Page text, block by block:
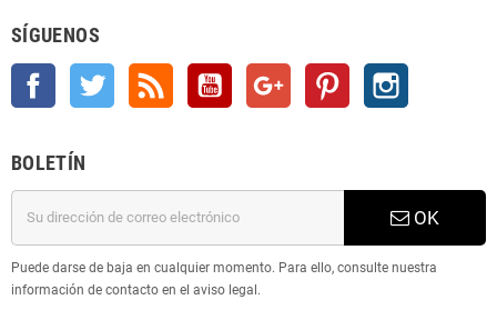
SÍGUENOS
Facebook Twitter YouTube Google + Pinterest
BOLETÍN
OK
Puede darse de baja en cualquier momento. Para ello, consulte nuestra
información de contacto en el aviso legal.